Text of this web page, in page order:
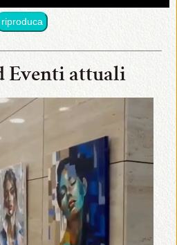
riproduca
Eventi attuali